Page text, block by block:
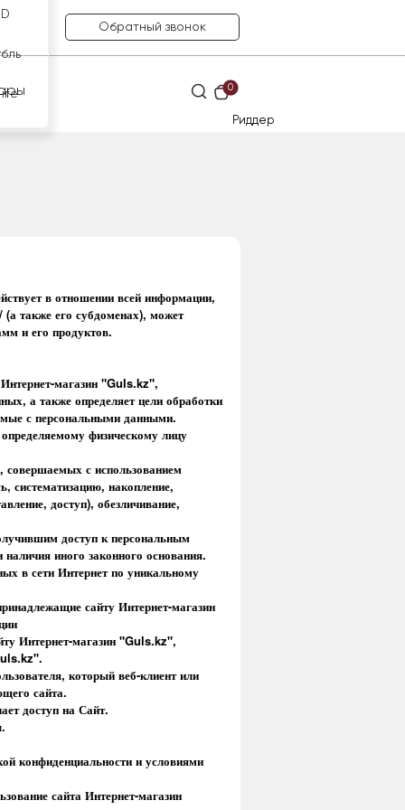
Обратный звонок
0
Риддер
в отношении всей информации,
также его субдоменах), может
и его продуктов.
магазин "Guls.kz",
а также определяет цели обработки
с персональными данными.
физическому лицу
совершаемых с использованием
систематизацию, накопление,
доступ), обезличивание,
доступ к персональным
иного законного основания.
в сети Интернет по уникальному
сайту Интернет-магазин
Интернет-магазин "Guls.kz",
который веб-клиент или
сайта.
доступ на Сайт.
конфиденциальности и условиями
сайта Интернет-магазин